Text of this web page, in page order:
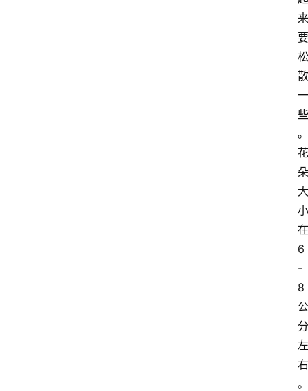
来
要
松
散
一
些
。
花
朵
大
小
在
6
-
8
公
分
左
右
。